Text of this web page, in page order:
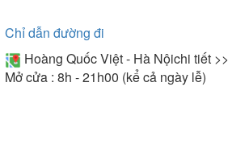
Chỉ dẫn đường đi
Hoàng Quốc Việt - Hà Nộichi tiết >>
Mở cửa : 8h - 21h00 (kể cả ngày lễ)